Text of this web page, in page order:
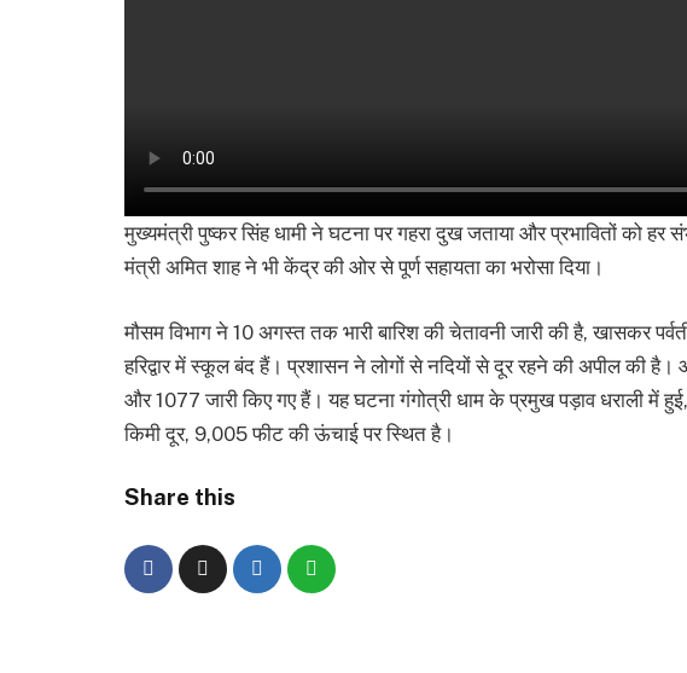
मुख्यमंत्री पुष्कर सिंह धामी ने घटना पर गहरा दुख जताया और प्रभावितों को
मंत्री अमित शाह ने भी केंद्र की ओर से पूर्ण सहायता का भरोसा दिया।
मौसम विभाग ने 10 अगस्त तक भारी बारिश की चेतावनी जारी की है, खासकर
हरिद्वार में स्कूल बंद हैं। प्रशासन ने लोगों से नदियों से दूर रहने की अपील की
और 1077 जारी किए गए हैं। यह घटना गंगोत्री धाम के प्रमुख पड़ाव धराली में
किमी दूर, 9,005 फीट की ऊंचाई पर स्थित है।
Share this